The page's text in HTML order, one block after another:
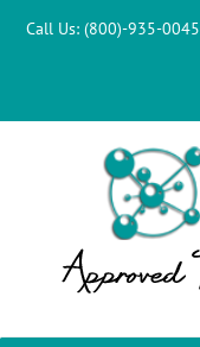
Call Us:(800)-935-0045